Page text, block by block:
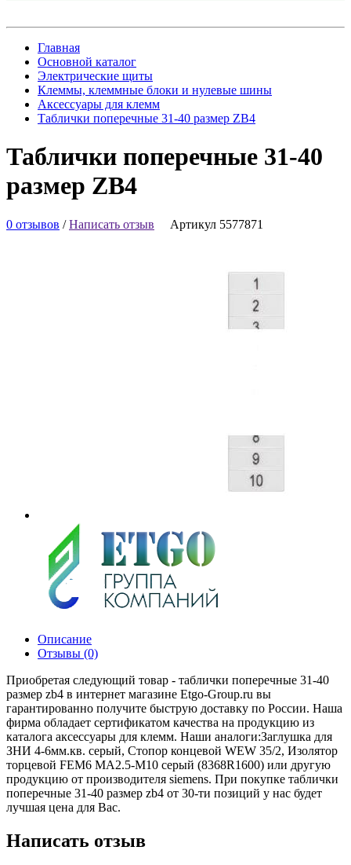
Главная
Основной каталог
Электрические щиты
Клеммы, клеммные блоки и нулевые шины
Аксессуары для клемм
Таблички поперечные 31-40 размер ZB4
Таблички поперечные 31-40
размер ZB4
0 отзывов /Написать отзыв Артикул 5577871
Описание
Отзывы (0)
Приобретая следующий товар - таблички поперечные 31-40
размер zb4 в интернет магазине Etgo-Group.ru вы
гарантированно получите быструю доставку по России. Наша
фирма обладает сертификатом качества на продукцию из
каталога аксессуары для клемм. Наши аналоги:Заглушка для
ЗНИ 4-6мм.кв. серый, Стопор концевой WEW 35/2, Изолятор
торцевой FEM6 MA2.5-M10 серый (8368R1600) или другую
продукцию от производителя siemens. При покупке таблички
поперечные 31-40 размер zb4 от 30-ти позиций у нас будет
лучшая цена для Вас.
Написать отзыв